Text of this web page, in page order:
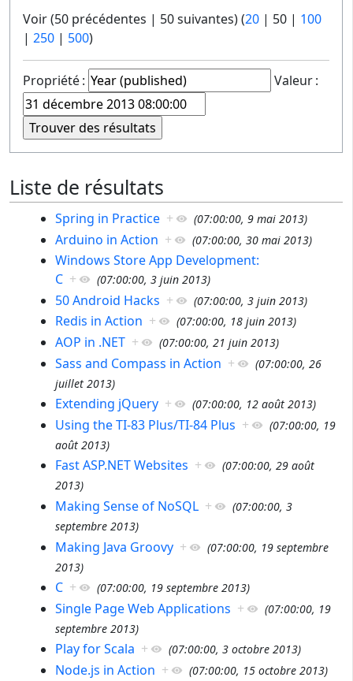
Voir (50 précédentes | 50 suivantes) (20 | 50 | 100
| 250 | 500)
Propriété : Valeur :
Liste de résultats
Spring in Practice + (07:00:00, 9 mai 2013)
Arduino in Action + (07:00:00, 30 mai 2013)
Windows Store App Development:
C + (07:00:00, 3 juin 2013)
50 Android Hacks + (07:00:00, 3 juin 2013)
Redis in Action + (07:00:00, 18 juin 2013)
AOP in .NET + (07:00:00, 21 juin 2013)
Sass and Compass in Action + (07:00:00, 26
juillet 2013)
Extending jQuery + (07:00:00, 12 août 2013)
Using the TI-83 Plus/TI-84 Plus + (07:00:00, 19
août 2013)
Fast ASP.NET Websites + (07:00:00, 29 août
2013)
Making Sense of NoSQL + (07:00:00, 3
septembre 2013)
Making Java Groovy + (07:00:00, 19 septembre
2013)
C + (07:00:00, 19 septembre 2013)
Single Page Web Applications + (07:00:00, 19
septembre 2013)
Play for Scala + (07:00:00, 3 octobre 2013)
Node.js in Action + (07:00:00, 15 octobre 2013)